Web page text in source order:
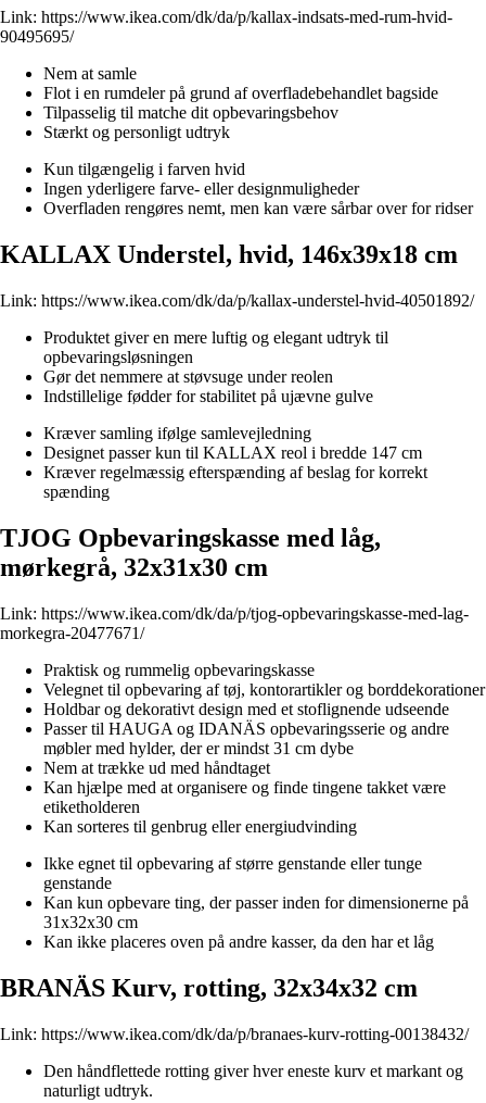
Link: https://www.ikea.com/dk/da/p/kallax-indsats-med-rum-hvid-
90495695/
Nem at samle
Flot i en rumdeler på grund af overfladebehandlet bagside
Tilpasselig til matche dit opbevaringsbehov
Stærkt og personligt udtryk
Kun tilgængelig i farven hvid
Ingen yderligere farve- eller designmuligheder
Overfladen rengøres nemt, men kan være sårbar over for ridser
KALLAX Understel, hvid, 146x39x18 cm
Link: https://www.ikea.com/dk/da/p/kallax-understel-hvid-40501892/
Produktet giver en mere luftig og elegant udtryk til
opbevaringsløsningen
Gør det nemmere at støvsuge under reolen
Indstillelige fødder for stabilitet på ujævne gulve
Kræver samling ifølge samlevejledning
Designet passer kun til KALLAX reol i bredde 147 cm
Kræver regelmæssig efterspænding af beslag for korrekt
spænding
TJOG Opbevaringskasse med låg,
mørkegrå, 32x31x30 cm
Link: https://www.ikea.com/dk/da/p/tjog-opbevaringskasse-med-lag-
morkegra-20477671/
Praktisk og rummelig opbevaringskasse
Velegnet til opbevaring af tøj, kontorartikler og borddekorationer
Holdbar og dekorativt design med et stoflignende udseende
Passer til HAUGA og IDANÄS opbevaringsserie og andre
møbler med hylder, der er mindst 31 cm dybe
Nem at trække ud med håndtaget
Kan hjælpe med at organisere og finde tingene takket være
etiketholderen
Kan sorteres til genbrug eller energiudvinding
Ikke egnet til opbevaring af større genstande eller tunge
genstande
Kan kun opbevare ting, der passer inden for dimensionerne på
31x32x30 cm
Kan ikke placeres oven på andre kasser, da den har et låg
BRANÄS Kurv, rotting, 32x34x32 cm
Link: https://www.ikea.com/dk/da/p/branaes-kurv-rotting-00138432/
Den håndflettede rotting giver hver eneste kurv et markant og
naturligt udtryk.